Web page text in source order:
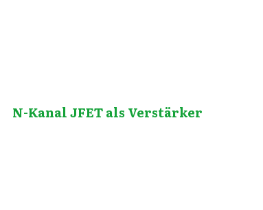
N-Kanal JFET als Verstärker